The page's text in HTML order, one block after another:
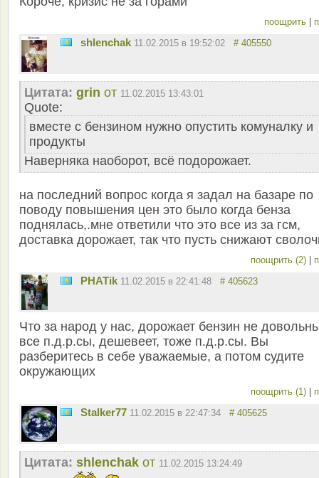
поощрить
shlenchak 11.02.2015 в 19:52:02 # 405550
Цитата: grin от 11.02.2015 13:43:01
Quote:
вместе с бензином нужно опустить комуналку и
продукты
Наверняка наоборот, всё подорожает.
на последний вопрос когда я задал на базаре по
поводу повышения цен это было когда бенза
поднялась,.мне ответили что это все из за гсм,
доставка дорожает, так что пусть снижают
поощрить (2)
PHATik 11.02.2015 в 22:41:48 # 405623
Что за народ у нас, дорожает бензин не
все п.д.р.сы, дешевеет, тоже п.д.р.сы. Вы
разберитесь в себе уважаемые, а потом судите
окружающих
поощрить (1)
Stalker77 11.02.2015 в 22:47:34 # 405625
Цитата: shlenchak от 11.02.2015 13:24:49